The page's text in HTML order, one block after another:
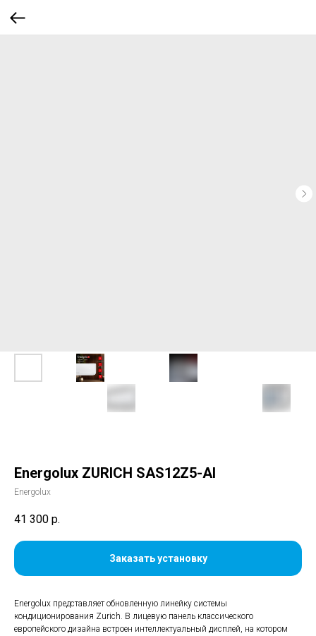
Energolux ZURICH SAS12Z5-AI
Energolux
41 300 р.
Заказать установку
Energolux представляет обновленную линейку системы
кондиционирования Zurich. В лицевую панель классического
европейского дизайна встроен интеллектуальный дисплей, на котором